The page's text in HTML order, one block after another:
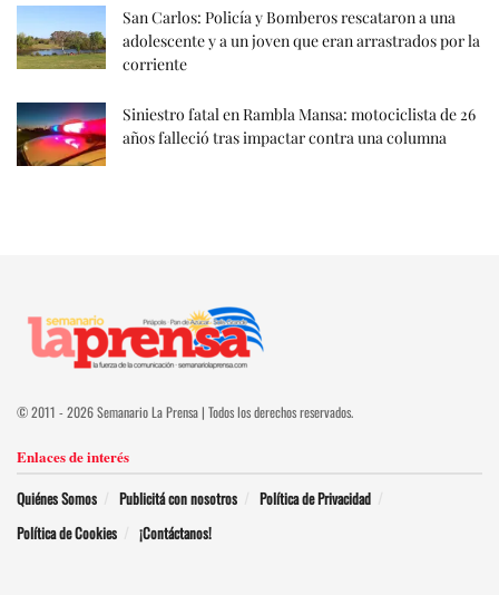
San Carlos: Policía y Bomberos rescataron a una
adolescente y a un joven que eran arrastrados por la
corriente
Siniestro fatal en Rambla Mansa: motociclista de 26
años falleció tras impactar contra una columna
© 2011 - 2026 Semanario La Prensa | Todos los derechos reservados.
Enlaces de interés
Quiénes Somos Publicitá con nosotros
Política de Privacidad
Política de Cookies
¡Contáctanos!